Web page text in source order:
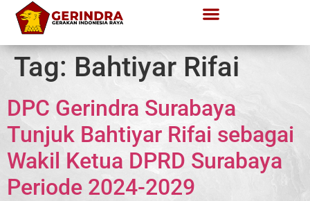
Tag: Bahtiyar Rifai
DPC Gerindra Surabaya
Tunjuk Bahtiyar Rifai sebagai
Wakil Ketua DPRD Surabaya
Periode 2024-2029